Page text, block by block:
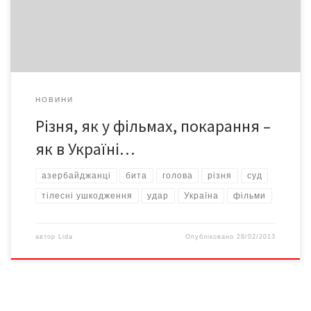
НОВИНИ
Різня, як у фільмах, покарання –
як в Україні…
азербайджанці бита голова різня суд
тілесні ушкодження удар Україна фільми
автор Lida Опубліковано28/02/2013